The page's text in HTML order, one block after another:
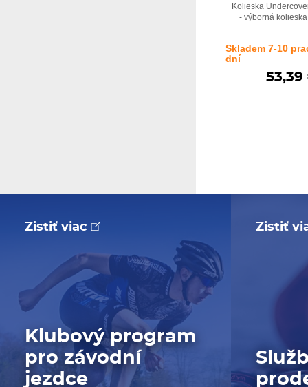
Kolieska
- výborná kolieska
Skladem 7-10
dní
53,39
Zistiť viac
Klubový program
pro závodní
jezdce
Zistiť